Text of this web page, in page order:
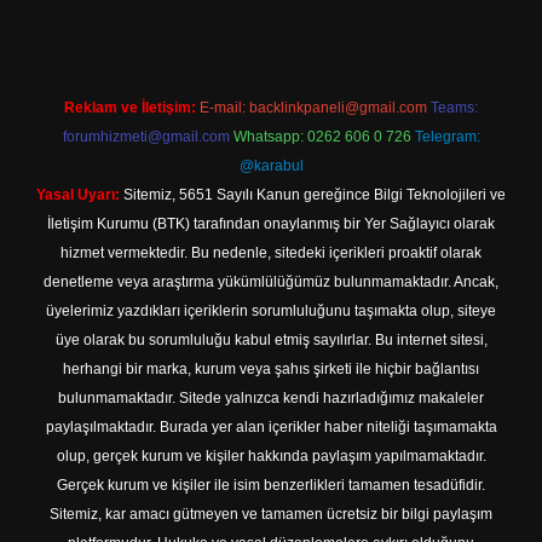
Reklam ve İletişim: E-mail: backlinkpaneli@gmail.com Teams:
forumhizmeti@gmail.com Whatsapp: 0262 606 0 726 Telegram:
@karabul
Yasal Uyarı: Sitemiz, 5651 Sayılı Kanun gereğince Bilgi Teknolojileri ve
İletişim Kurumu (BTK) tarafından onaylanmış bir Yer Sağlayıcı olarak
hizmet vermektedir. Bu nedenle, sitedeki içerikleri proaktif olarak
denetleme veya araştırma yükümlülüğümüz bulunmamaktadır. Ancak,
üyelerimiz yazdıkları içeriklerin sorumluluğunu taşımakta olup, siteye
üye olarak bu sorumluluğu kabul etmiş sayılırlar. Bu internet sitesi,
herhangi bir marka, kurum veya şahıs şirketi ile hiçbir bağlantısı
bulunmamaktadır. Sitede yalnızca kendi hazırladığımız makaleler
paylaşılmaktadır. Burada yer alan içerikler haber niteliği taşımamakta
olup, gerçek kurum ve kişiler hakkında paylaşım yapılmamaktadır.
Gerçek kurum ve kişiler ile isim benzerlikleri tamamen tesadüfidir.
Sitemiz, kar amacı gütmeyen ve tamamen ücretsiz bir bilgi paylaşım